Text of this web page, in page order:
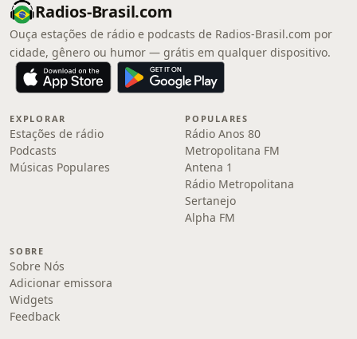
Radios-Brasil.com
Ouça estações de rádio e podcasts de Radios-Brasil.com por
cidade, gênero ou humor — grátis em qualquer dispositivo.
EXPLORAR
Estações de rádio
Podcasts
Músicas Populares
POPULARES
Rádio Anos 80
Metropolitana FM
Antena 1
Rádio Metropolitana
Sertanejo
Alpha FM
SOBRE
Sobre Nós
Adicionar emissora
Widgets
Feedback